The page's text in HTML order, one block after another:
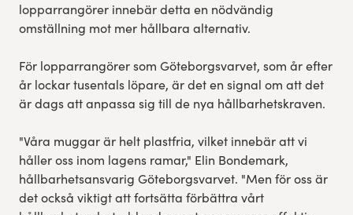
lopparrangörer innebär detta en nödvändig
omställning mot mer hållbara alternativ.
För lopparrangörer som Göteborgsvarvet, som år efter
år lockar tusentals löpare, är det en signal om att det
är dags att anpassa sig till de nya hållbarhetskraven.
"Våra muggar är helt plastfria, vilket innebär att vi
håller oss inom lagens ramar," Elin Bondemark,
hållbarhetsansvarig Göteborgsvarvet. "Men för oss är
det också viktigt att fortsätta förbättra vårt